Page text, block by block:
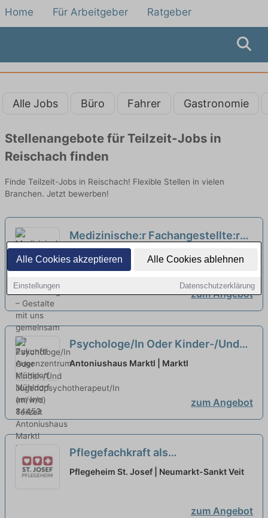
Alle Cookies akzeptieren Alle Cookies ablehnen
Einstellungen Datenschutzerklärung
Home Für Arbeitgeber Ratgeber
Alle Jobs Büro Fahrer Gastronomie
Stellenangebote für Teilzeit-Jobs in
Reischach finden
Finde Teilzeit-Jobs in Reischach! Flexible Stellen in vielen
Branchen. Jetzt bewerben!
Medizinische:r Fachangestellte:r
(m/w/d) in Teilzeit am Nachmittag –
Gestalte mit uns gemeinsam die
Augenzentrum Mühldorf | Mühldorf am Inn
zum Angebot
Psychologe/In Oder Kinder-/Und
Jugendpsychotherapeut/In
Antoniushaus Marktl | Marktl
zum Angebot
Pflegefachkraft als
Dauernachtwache (m/w/d) in
Pflegeheim St. Josef | Neumarkt-Sankt Veit
zum Angebot